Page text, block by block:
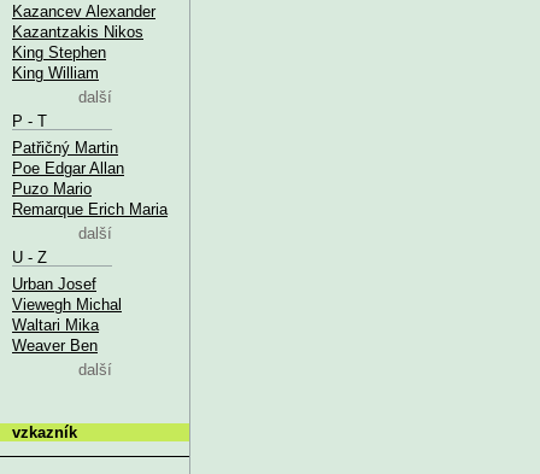
Kazancev Alexander
Kazantzakis Nikos
King Stephen
King William
další
P - T
Patřičný Martin
Poe Edgar Allan
Puzo Mario
Remarque Erich Maria
další
U - Z
Urban Josef
Viewegh Michal
Waltari Mika
Weaver Ben
další
vzkazník